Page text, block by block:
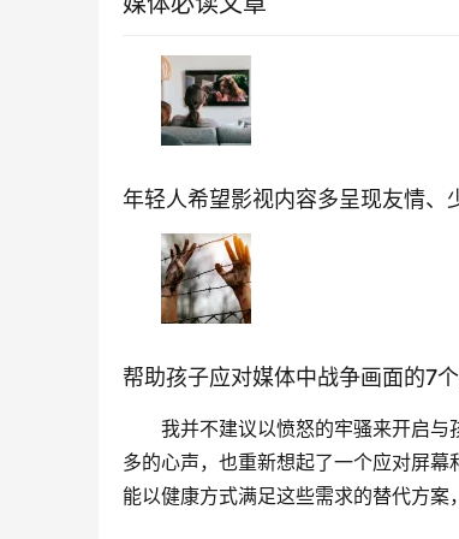
年轻人希望影视内容多呈现友情、
帮助孩子应对媒体中战争画面的7
我并不建议以愤怒的牢骚来开启
多的心声，也重新想起了一个应对屏
能以健康方式满足这些需求的替代方案